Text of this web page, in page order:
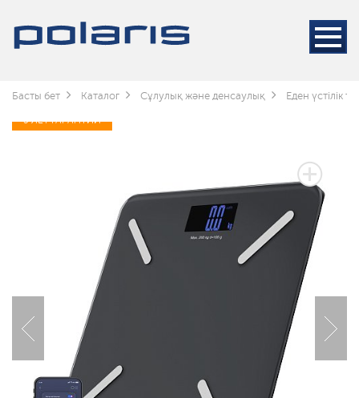
Басты бет Каталог Сұлулық және денсаулық Еден үстілік
5 ЛЕТ ГАРАНТИИ